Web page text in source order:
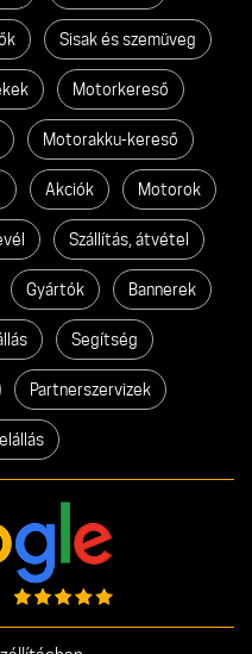
Sisak és szemüveg
Motorkereső
Motorakku-kereső
Akciók Motorok
Szállítás, átvétel
Gyártók Bannerek
Segítség
Partnerszervizek